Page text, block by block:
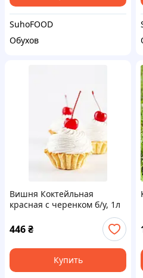
SuhoFOOD
Обухов
Вишня Коктейльная
красная с черенком б/у, 1л
446₴
Купить